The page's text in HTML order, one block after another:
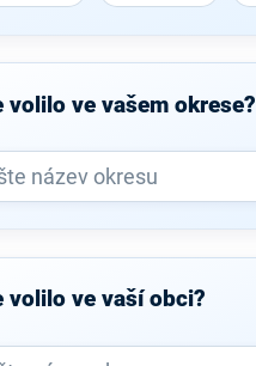
volilo ve vašem okrese?
volilo ve vaší obci?